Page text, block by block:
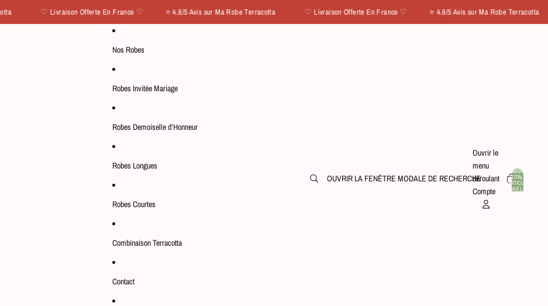
♡ Livraison Offerte En France ♡ ⭐ 4.8/5 Avis sur Ma Robe Terracotta ♡ Livraison Offerte En France ♡ ⭐ 4.8/5 Avis sur Ma Robe Terracotta
Nos Robes
Robes Invitée Mariage
Robes Demoiselle d’Honneur
Robes Longues
Robes Courtes
Combinaison Terracotta
Contact
OUVRIR LA FENÊTRE MODALE DE RECHERCHE
Ouvrir le
menu
déroulant
Compte
NOMBRE
TOTAL
D’ARTICLES
DANS LE